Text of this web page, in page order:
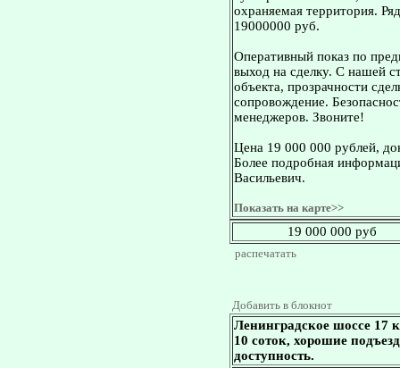
охраняемая территория.
19000000 руб.
Оперативный показ по
выход на сделку. С нашей
объекта, прозрачности
сопровождение.
менеджеров. Звоните!
Цена 19 000 000 рублей,
Более подробная
Васильевич.
Показать на карте>>
19 000 000 руб
распечатать
Добавить в блокнот
Ленинградское шоссе 17
10 соток, хорошие
доступность.